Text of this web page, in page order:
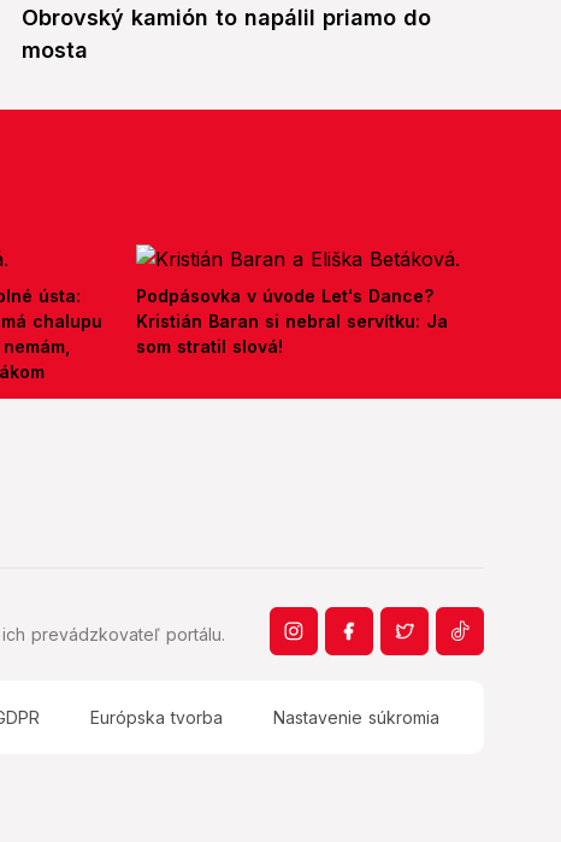
Obrovský kamión to napálil priamo do
mosta
ústa:
chalupu
Podpásovka v úvode Let's Dance?
Kristián Baran si nebral servítku: Ja
som stratil slová!
prevádzkovateľ portálu.
Európska tvorba Nastavenie súkromia